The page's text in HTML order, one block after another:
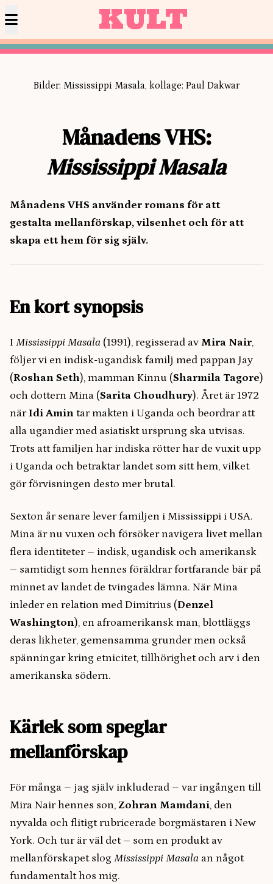
KULT
Bilder: Mississippi Masala, kollage: Paul Dakwar
Månadens VHS:
Mississippi Masala
Månadens VHS använder romans för att
gestalta mellanförskap, vilsenhet och för att
skapa ett hem för sig själv.
En kort synopsis
I Mississippi Masala (1991), regisserad av Mira Nair,
följer vi en indisk-ugandisk familj med pappan Jay
(Roshan Seth), mamman Kinnu (Sharmila Tagore)
och dottern Mina (Sarita Choudhury). Året är 1972
närIdi Amin tar makten i Uganda och beordrar att
alla ugandier med asiatiskt ursprung ska utvisas.
Trots att familjen har indiska rötter har de vuxit upp
i Uganda och betraktar landet som sitt hem, vilket
gör förvisningen desto mer brutal.
Sexton år senare lever familjen i Mississippi i USA.
Mina är nu vuxen och försöker navigera livet mellan
flera identiteter – indisk, ugandisk och amerikansk
– samtidigt som hennes föräldrar fortfarande bär på
minnet av landet de tvingades lämna. När Mina
inleder en relation med Dimitrius (Denzel
Washington), en afroamerikansk man, blottläggs
deras likheter, gemensamma grunder men också
spänningar kring etnicitet, tillhörighet och arv i den
amerikanska södern.
Kärlek som speglar
mellanförskap
För många – jag själv inkluderad – var ingången till
Mira Nair hennes son, Zohran Mamdani, den
nyvalda och flitigt rubricerade borgmästaren i New
York. Och tur är väl det – som en produkt av
mellanförskapet slog Mississippi Masala an något
fundamentalt hos mig.